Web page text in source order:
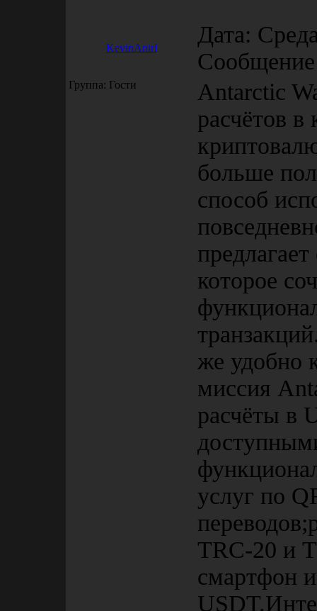
KevinAnirl
Дата:
Группа: Гости
Antarctic
расчётов
больше
способ
которое
же удобно
миссия
расчёты в
услуг по
TRC-20 и
смартфон